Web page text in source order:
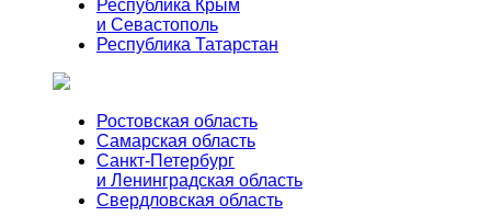
Республика Крым
и Севастополь
Республика Татарстан
Ростовская область
Самарская область
Санкт-Петербург
и Ленинградская область
Свердловская область